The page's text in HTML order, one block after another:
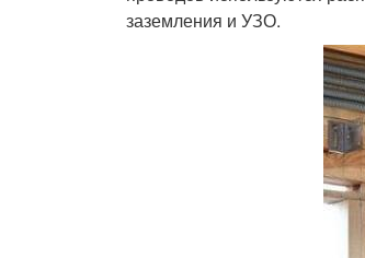
заземления и УЗО.